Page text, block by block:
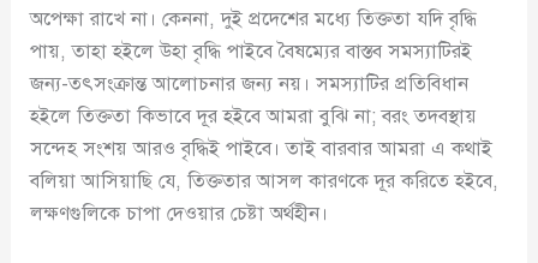
অপেক্ষা রাখে না। কেননা, দুই প্রদেশের মধ্যে তিক্ততা যদি বৃদ্ধি
পায়, তাহা হইলে উহা বৃদ্ধি পাইবে বৈষম্যের বাস্তব সমস্যাটিরই
জন্য-তৎসংক্রান্ত আলোচনার জন্য নয়। সমস্যাটির প্রতিবিধান
হইলে তিক্ততা কিভাবে দূর হইবে আমরা বুঝি না; বরং তদবস্থায়
সন্দেহ সংশয় আরও বৃদ্ধিই পাইবে। তাই বারবার আমরা এ কথাই
বলিয়া আসিয়াছি যে, তিক্ততার আসল কারণকে দূর করিতে হইবে,
লক্ষণগুলিকে চাপা দেওয়ার চেষ্টা অর্থহীন।